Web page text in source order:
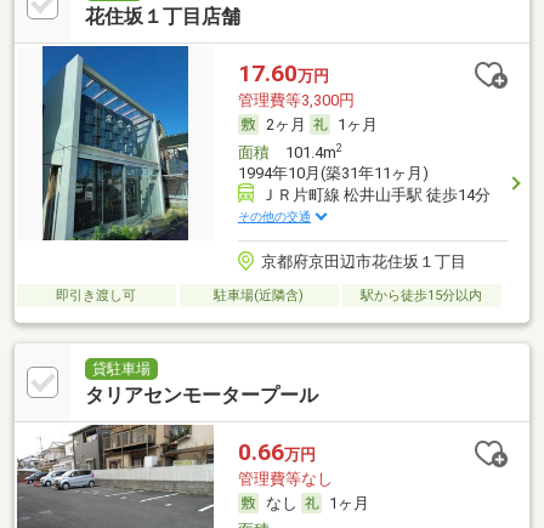
花住坂１丁目店舗
17.60万円
管理費等3,300円
2ヶ月
1ヶ月
面積101.4m2
1994年10月(築31年11ヶ月)
ＪＲ片町線 松井山手駅 徒歩14分
その他の交通
京都府京田辺市花住坂１丁目
即引き渡し可 駐車場(近隣含) 駅から徒歩15分以内
貸駐車場
タリアセンモータープール
0.66万円
管理費等なし
なし
1ヶ月